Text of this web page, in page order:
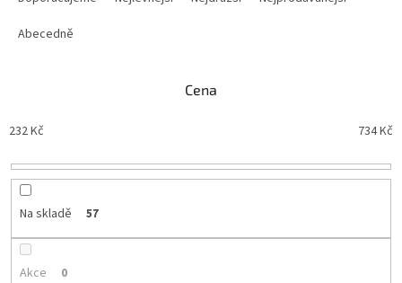
o
u
ů
Abecedně
Cena
232Kč 734Kč
Na skladě 57
Akce 0